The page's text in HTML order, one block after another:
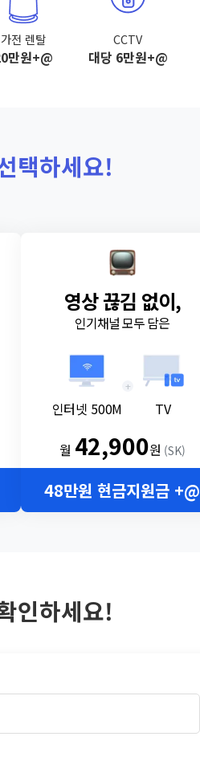
가전 렌탈
만원+@
CCTV
대당 6만원+@
택하세요!
영상 끊김 없이,
인기채널 모두 담은
인터넷 500M
+
TV
월 42,900원 (SK)
48만원 현금지원금 +@
인하세요!